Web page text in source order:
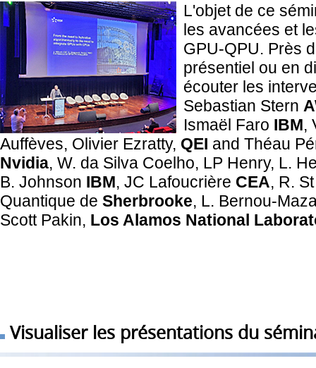
L'objet de ce
les avancées et
GPU-QPU. Près
présentiel ou en
écouter les
Sebastian Stern
Ismaël Faro IBM,
Auffèves, Olivier Ezratty, QEI and Théau
Nvidia, W. da Silva Coelho, LP Henry, L.
B. Johnson IBM, JC Lafoucrière CEA, R.
Quantique de Sherbrooke, L. Bernou-
Scott Pakin, Los Alamos National
Visualiser les présentations du